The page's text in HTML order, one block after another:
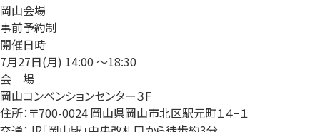
岡山会場
事前予約制
開催日時
7月27日(月) 14:00 〜18:30
会 場
岡山コンベンションセンター３F
住所：〒700-0024 岡山県岡山市北区駅元町１４−１